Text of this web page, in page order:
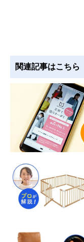
関連記事はこちら